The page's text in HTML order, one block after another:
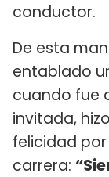
conductor.
De esta
entablado
cuando fue
invitada,
felicidad
carrera: